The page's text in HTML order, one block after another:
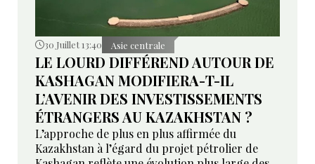
30 Juillet 13:40 Asie centrale
LE LOURD DIFFÉREND AUTOUR DE
KASHAGAN MODIFIERA-T-IL
L’AVENIR DES INVESTISSEMENTS
ÉTRANGERS AU KAZAKHSTAN ?
L’approche de plus en plus affirmée du
Kazakhstan à l’égard du projet pétrolier de